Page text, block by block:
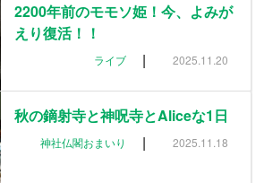
2200年前のモモソ姫！今、よみが
えり復活！！
ライブ | 2025.11.20
秋の鏑射寺と神呪寺とAliceな1日
神社仏閣おまいり | 2025.11.18